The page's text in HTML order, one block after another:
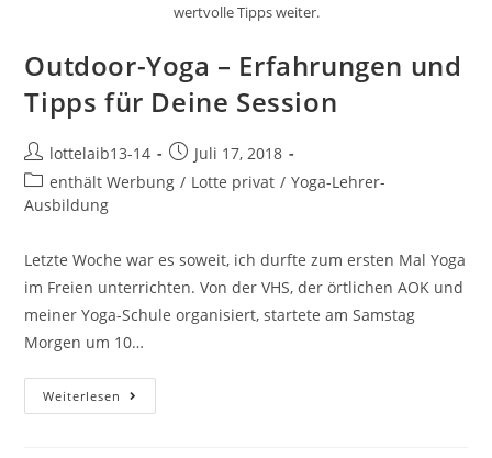
wertvolle Tipps weiter.
Outdoor-Yoga – Erfahrungen und
Tipps für Deine Session
Beitrags-
Autor:
lottelaib13-14
Beitrag
veröffentlicht:
Juli 17, 2018
Beitrags-
Kategorie:
enthält Werbung / Lotte privat / Yoga-Lehrer-
Ausbildung
Letzte Woche war es soweit, ich durfte zum ersten Mal Yoga
im Freien unterrichten. Von der VHS, der örtlichen AOK und
meiner Yoga-Schule organisiert, startete am Samstag
Morgen um 10…
Weiterlesen Outdoor-
Yoga